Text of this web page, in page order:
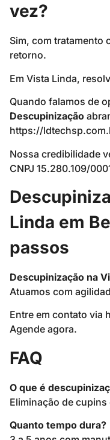
vez?
Sim, com tratamento
retorno.
Em Vista Linda,
Quando falamos de
Descupinização
https://
Nossa credibilidade
CNPJ 15.280.109/
Linda em
passos
Descupinização na
Atuamos com
Entre em contato
Agende agora.
FAQ
O que é
Eliminação de
Quanto tempo dura?